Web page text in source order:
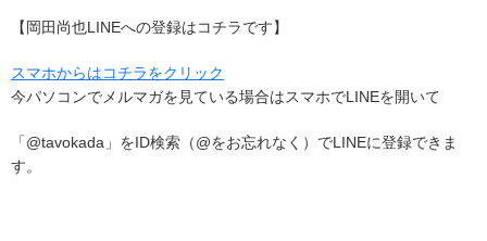
【岡田尚也LINEへの登録はコチラです】
スマホからはコチラをクリック
今パソコンでメルマガを見ている場合はスマホでLINEを開いて
「@tavokada」をID検索（@をお忘れなく）でLINEに登録できま
す。